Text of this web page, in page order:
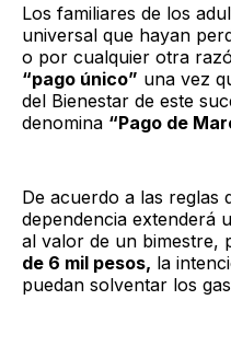
Los familiares de los
universal que hayan
o por cualquier otra
“pago único” una vez
del Bienestar de este
denomina “Pago de
De acuerdo a las reglas
dependencia extenderá
al valor de un bimestre,
de 6 mil pesos, la
puedan solventar los